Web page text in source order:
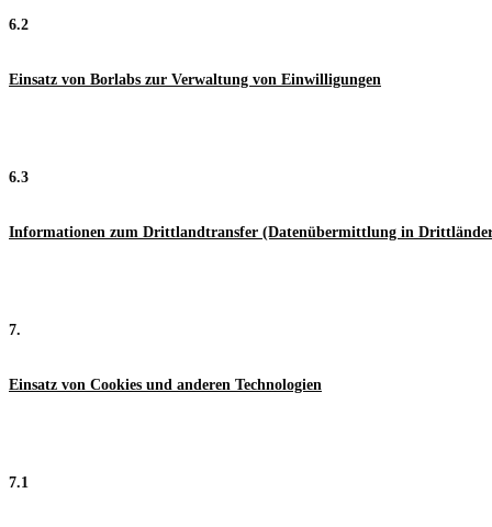
6.2
Einsatz von Borlabs zur Verwaltung von Einwilligungen
6.3
Informationen zum Drittlandtransfer (Datenübermittlung in
7.
Einsatz von Cookies und anderen Technologien
7.1